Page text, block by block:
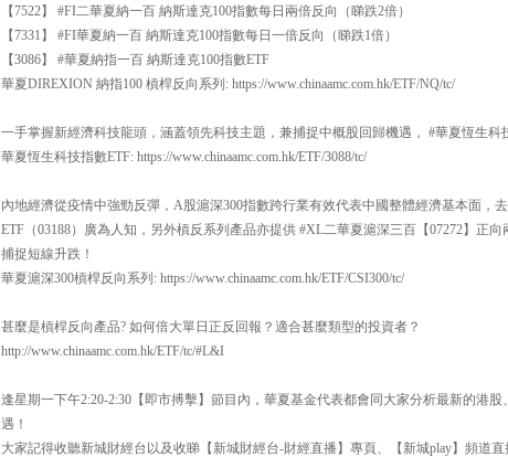
【7522】 #FI二華夏納一百 納斯達克100指數每日兩倍反向（睇跌2倍）
【7331】 #FI華夏納一百 納斯達克100指數每日一倍反向（睇跌1倍）
【3086】 #華夏納指一百 納斯達克100指數ETF
華夏DIREXION 納指100 槓桿反向系列: https://www.chinaamc.com.hk/ETF/NQ/tc/
一手掌握新經濟科技龍頭，涵蓋領先科技主題，兼捕捉中概股回歸機遇， #華夏恆生科
華夏恆生科技指數ETF: https://www.chinaamc.com.hk/ETF/3088/tc/
內地經濟從疫情中強勁反彈，A股滬深300指數跨行業有效代表中國整體經濟基本面，
ETF（03188）廣為人知，另外槓反系列產品亦提供 #XL二華夏滬深三百【07272】正
捕捉短線升跌！
華夏滬深300槓桿反向系列: https://www.chinaamc.com.hk/ETF/CSI300/tc/
甚麼是槓桿反向產品? 如何倍大單日正反回報？適合甚麼類型的投資者？
http://www.chinaamc.com.hk/ETF/tc/#L&I
逢星期一下午2:20-2:30【即市搏擊】節目內，華夏基金代表都會同大家分析最新的港
遇！
大家記得收聽新城財經台以及收睇【新城財經台-財經直播】專頁、【新城play】頻道直